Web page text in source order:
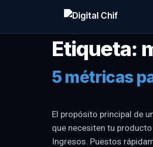
Etiqueta:
5 métricas
El propósito principal de
que necesiten tu
Ingresos. Puestos